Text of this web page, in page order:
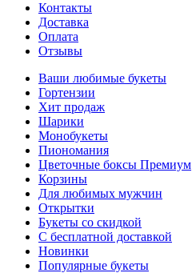
Контакты
Доставка
Оплата
Отзывы
Ваши любимые букеты
Гортензии
Хит продаж
Шарики
Монобукеты
Пиономания
Цветочные боксы Премиум
Корзины
Для любимых мужчин
Открытки
Букеты со скидкой
С бесплатной доставкой
Новинки
Популярные букеты